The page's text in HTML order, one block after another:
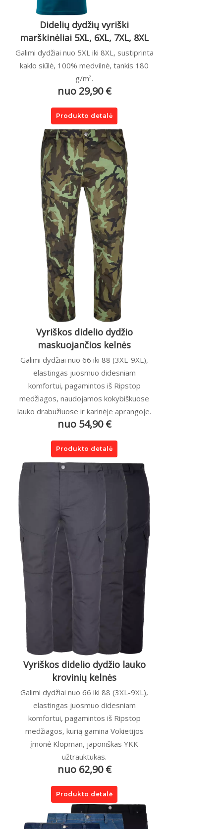
Didelių dydžių vyriški
marškinėliai 5XL, 6XL, 7XL, 8XL
Galimi dydžiai nuo 5XL iki 8XL, sustiprinta
kaklo siūlė, 100% medvilnė, tankis 180
g/m².
nuo 29,90 €
Produkto detalė
Vyriškos didelio dydžio
maskuojančios kelnės
Galimi dydžiai nuo 66 iki 88 (3XL-9XL),
elastingas juosmuo didesniam
komfortui, pagamintos iš Ripstop
medžiagos, naudojamos kokybiškuose
lauko drabužiuose ir karinėje aprangoje.
nuo 54,90 €
Produkto detalė
Vyriškos didelio dydžio lauko
krovinių kelnės
Galimi dydžiai nuo 66 iki 88 (3XL-9XL),
elastingas juosmuo didesniam
komfortui, pagamintos iš Ripstop
medžiagos, kurią gamina Vokietijos
įmonė Klopman, japoniškas YKK
užtrauktukas.
nuo 62,90 €
Produkto detalė